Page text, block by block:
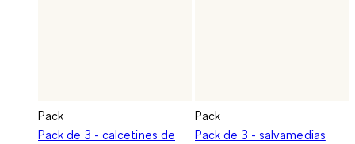
Pack
Pack de 3 - calcetines de
Pack
Pack de 3 - salvamedias